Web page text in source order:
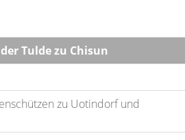
Tulde zu Chisun
zu Uotindorf und